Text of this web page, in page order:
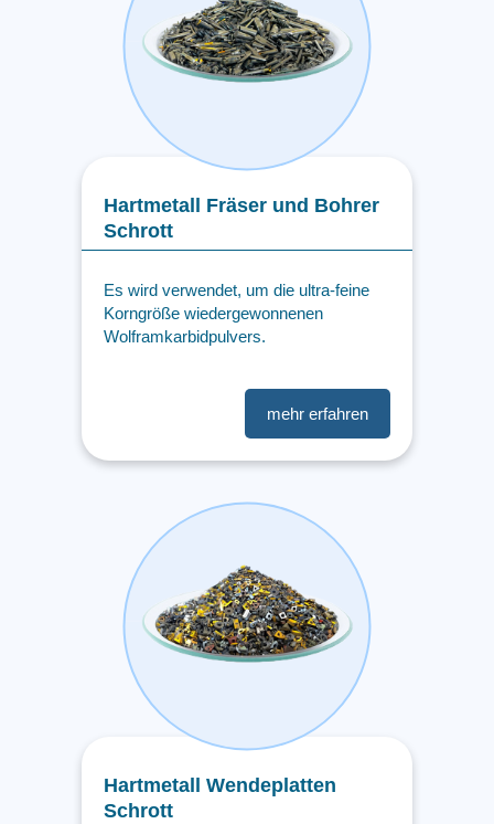
Hartmetall Fräser und Bohrer
Schrott
Es wird verwendet, um die ultra-feine
Korngröße wiedergewonnenen
Wolframkarbidpulvers.
Hartmetall Wendeplatten
Schrott